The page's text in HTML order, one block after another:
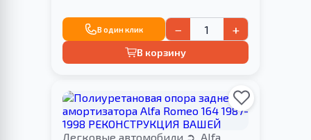
В один клик − +
В корзину
Легковые автомобили
Alfa